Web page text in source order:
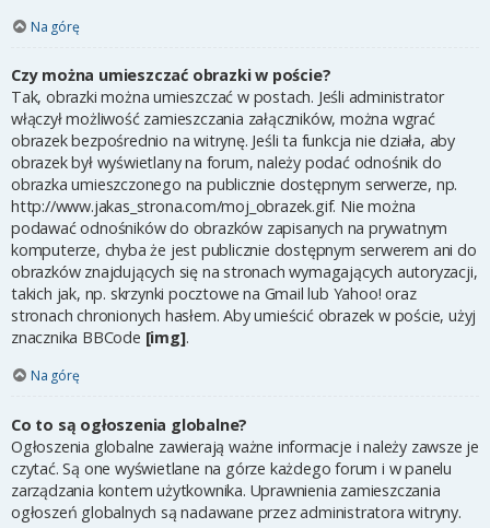
Na górę
Czy można umieszczać obrazki w poście?
Tak, obrazki można umieszczać w postach. Jeśli administrator
włączył możliwość zamieszczania załączników, można wgrać
obrazek bezpośrednio na witrynę. Jeśli ta funkcja nie działa, aby
obrazek był wyświetlany na forum, należy podać odnośnik do
obrazka umieszczonego na publicznie dostępnym serwerze, np.
http://www.jakas_strona.com/moj_obrazek.gif. Nie można
podawać odnośników do obrazków zapisanych na prywatnym
komputerze, chyba że jest publicznie dostępnym serwerem ani do
obrazków znajdujących się na stronach wymagających autoryzacji,
takich jak, np. skrzynki pocztowe na Gmail lub Yahoo! oraz
stronach chronionych hasłem. Aby umieścić obrazek w poście, użyj
znacznika BBCode [img].
Na górę
Co to są ogłoszenia globalne?
Ogłoszenia globalne zawierają ważne informacje i należy zawsze je
czytać. Są one wyświetlane na górze każdego forum i w panelu
zarządzania kontem użytkownika. Uprawnienia zamieszczania
ogłoszeń globalnych są nadawane przez administratora witryny.